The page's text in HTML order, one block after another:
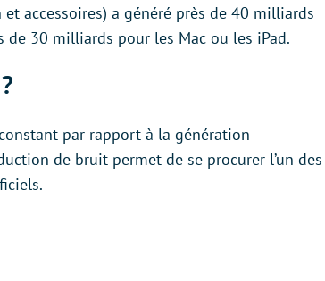
accessoires) a généré près de 40 milliards
de 30 milliards pour les Mac ou les iPad.
par rapport à la génération
de bruit permet de se procurer l’un des